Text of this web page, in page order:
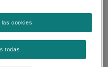
todas
las cookies